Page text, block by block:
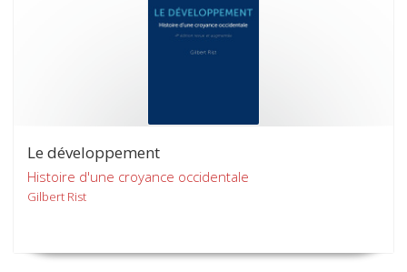
Le développement
Histoire d'une croyance occidentale
Gilbert Rist